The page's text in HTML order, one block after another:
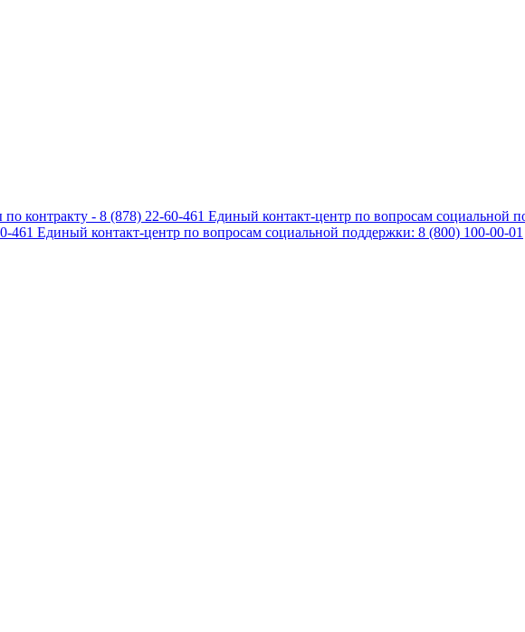
контракту - 8 (878) 22-60-461 Единый контакт-центр по вопросам социальной
461 Единый контакт-центр по вопросам социальной поддержки: 8 (800) 100-00-01